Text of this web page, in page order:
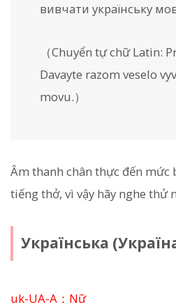
вивчати українську
（Chuyển tự chữ Latin:
Davayte razom veselo
movu.）
Âm thanh chân thực đến mức
tiếng thở, vì vậy hãy nghe thử
Українська
uk-UA-A：Nữ